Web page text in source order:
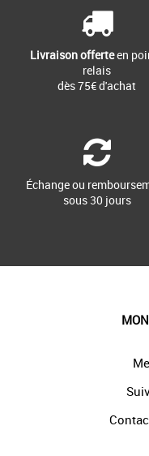
Livraison offerteen
relais
dès 75€ d'achat
Échange ou
sous 30 jours